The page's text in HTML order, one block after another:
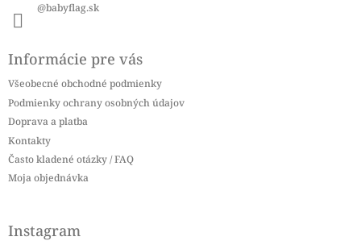
@babyflag.sk
Informácie pre vás
Všeobecné obchodné podmienky
Podmienky ochrany osobných údajov
Doprava a platba
Kontakty
Často kladené otázky / FAQ
Moja objednávka
Instagram